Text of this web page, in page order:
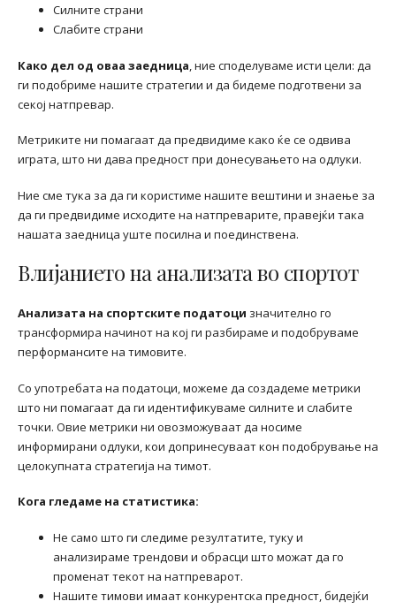
Силните страни
Слабите страни
Како дел од оваа заедница, ние споделуваме исти цели: да
ги подобриме нашите стратегии и да бидеме подготвени за
секој натпревар.
Метриките ни помагаат да предвидиме како ќе се одвива
играта, што ни дава предност при донесувањето на одлуки.
Ние сме тука за да ги користиме нашите вештини и знаење за
да ги предвидиме исходите на натпреварите, правејќи така
нашата заедница уште посилна и поединствена.
Влијанието на анализата во спортот
Анализата на спортските податоци значително го
трансформира начинот на кој ги разбираме и подобруваме
перформансите на тимовите.
Со употребата на податоци, можеме да создадеме метрики
што ни помагаат да ги идентификуваме силните и слабите
точки. Овие метрики ни овозможуваат да носиме
информирани одлуки, кои допринесуваат кон подобрување на
целокупната стратегија на тимот.
Кога гледаме на статистика:
Не само што ги следиме резултатите, туку и
анализираме трендови и обрасци што можат да го
променат текот на натпреварот.
Нашите тимови имаат конкурентска предност, бидејќи